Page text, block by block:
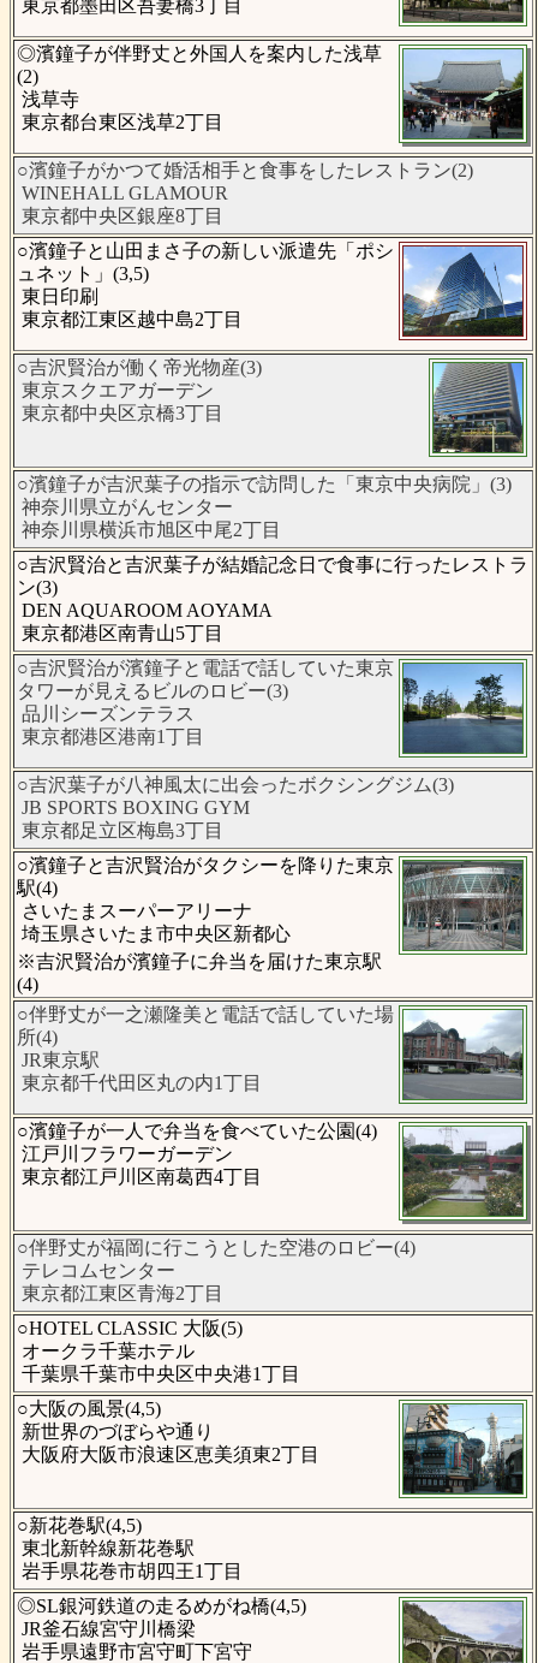
東京都墨田区吾妻橋3丁目
◎濱鐘子が伴野丈と外国人を案内した浅草
(2)
浅草寺
東京都台東区浅草2丁目
○濱鐘子がかつて婚活相手と食事をしたレストラン(2)
WINEHALL GLAMOUR
東京都中央区銀座8丁目
○濱鐘子と山田まさ子の新しい派遣先「ポシ
ュネット」(3,5)
東日印刷
東京都江東区越中島2丁目
○吉沢賢治が働く帝光物産(3)
東京スクエアガーデン
東京都中央区京橋3丁目
○濱鐘子が吉沢葉子の指示で訪問した「東京中央病院」(3)
神奈川県立がんセンター
神奈川県横浜市旭区中尾2丁目
○吉沢賢治と吉沢葉子が結婚記念日で食事に行ったレストラ
ン(3)
DEN AQUAROOM AOYAMA
東京都港区南青山5丁目
○吉沢賢治が濱鐘子と電話で話していた東京
タワーが見えるビルのロビー(3)
品川シーズンテラス
東京都港区港南1丁目
○吉沢葉子が八神風太に出会ったボクシングジム(3)
JB SPORTS BOXING GYM
東京都足立区梅島3丁目
○濱鐘子と吉沢賢治がタクシーを降りた東京
駅(4)
さいたまスーパーアリーナ
埼玉県さいたま市中央区新都心
※吉沢賢治が濱鐘子に弁当を届けた東京駅
(4)
○伴野丈が一之瀬隆美と電話で話していた場
所(4)
JR東京駅
東京都千代田区丸の内1丁目
○濱鐘子が一人で弁当を食べていた公園(4)
江戸川フラワーガーデン
東京都江戸川区南葛西4丁目
○伴野丈が福岡に行こうとした空港のロビー(4)
テレコムセンター
東京都江東区青海2丁目
○HOTEL CLASSIC 大阪(5)
オークラ千葉ホテル
千葉県千葉市中央区中央港1丁目
○大阪の風景(4,5)
新世界のづぼらや通り
大阪府大阪市浪速区恵美須東2丁目
○新花巻駅(4,5)
東北新幹線新花巻駅
岩手県花巻市胡四王1丁目
◎SL銀河鉄道の走るめがね橋(4,5)
JR釜石線宮守川橋梁
岩手県遠野市宮守町下宮守